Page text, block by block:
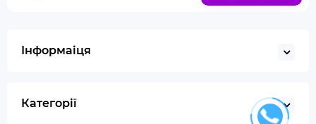
Інформаіця
Категорії